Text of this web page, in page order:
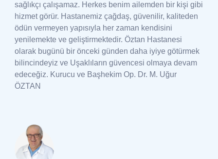
sağlıkçı çalışamaz. Herkes benim ailemden bir kişi gibi
hizmet görür. Hastanemiz çağdaş, güvenilir, kaliteden
ödün vermeyen yapısıyla her zaman kendisini
yenilemekte ve geliştirmektedir. Öztan Hastanesi
olarak bugünü bir önceki günden daha iyiye götürmek
bilincindeyiz ve Uşaklıların güvencesi olmaya devam
edeceğiz. Kurucu ve Başhekim Op. Dr. M. Uğur
ÖZTAN